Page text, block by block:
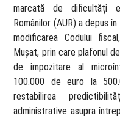
marcată de dificultăți
Românilor (AUR) a depus
modificarea Codului
Mușat, prin care plafonul
de impozitare al
100.000 de euro la
restabilirea
administrative asupra